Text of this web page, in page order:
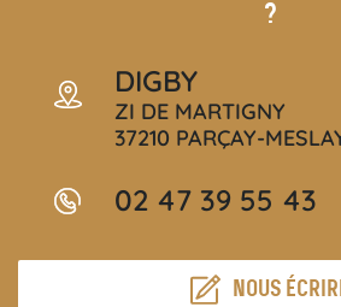
?
DIGBY
ZI DE MARTIGNY
37210 PARÇAY-
02 47 39 55 43
NOUS